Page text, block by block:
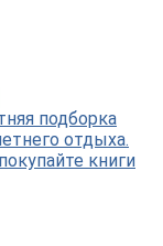
подборка
отдыха.
книги